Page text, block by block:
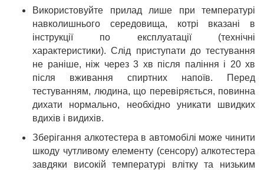
Використовуйте прилад лише при температурі
навколишнього середовища, котрі вказані в
інструкції по експлуатації (технічні
характеристики). Слід приступати до тестування
не раніше, ніж через 3 хв після паління і 20 хв
після вживання спиртних напоїв. Перед
тестуванням, людина, що перевіряється, повинна
дихати нормально, необхідно уникати швидких
вдихів і видихів.
Зберігання алкотестера в автомобілі може чинити
шкоду чутливому елементу (сенсору) алкотестера
завдяки високій температурі влітку та низьким